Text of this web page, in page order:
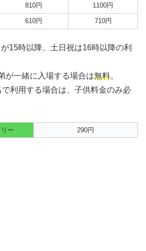
810円 1100円
610円 710円
15時以降、土日祝は16時以降の利
が一緒に入場する場合は無料。
利用する場合は、子供料金のみ必
ー 290円